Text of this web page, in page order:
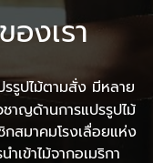
องเรา
รูปไม้ตามสั่ง มีหลาย
าญด้านการแปรรูปไม้
สมาคมโรงเลื่อยแห่ง
เข้าไม้จากอเมริกา